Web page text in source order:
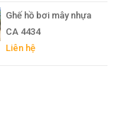
Ghế hồ bơi mây nhựa
CA 4434
Liên hệ